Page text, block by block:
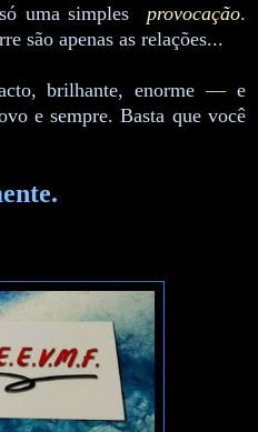
uma simples provocação.
são apenas as relações...
brilhante, enorme — e
e sempre. Basta que você